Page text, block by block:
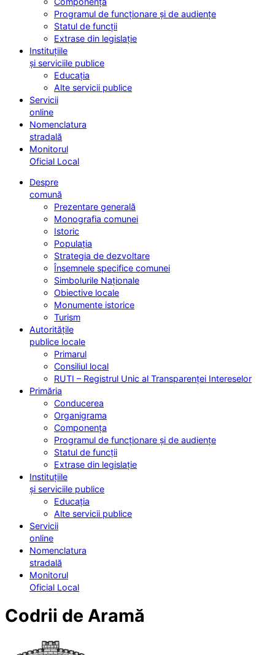
Programul de funcționare și de audiențe
Statul de funcții
Extrase din legislație
Instituțiile
și serviciile publice
Educația
Alte servicii publice
Servicii
online
Nomenclatura
stradală
Monitorul
Oficial Local
Despre
comună
Prezentare generală
Monografia comunei
Istoric
Populația
Strategia de dezvoltare
Însemnele specifice comunei
Simbolurile Naționale
Obiective locale
Monumente istorice
Turism
Autoritățile
publice locale
Primarul
Consiliul local
RUTI – Registrul Unic al Transparenței Intereselor
Primăria
Conducerea
Organigrama
Componența
Programul de funcționare și de audiențe
Statul de funcții
Extrase din legislație
Instituțiile
și serviciile publice
Educația
Alte servicii publice
Servicii
online
Nomenclatura
stradală
Monitorul
Oficial Local
Codrii de Aramă